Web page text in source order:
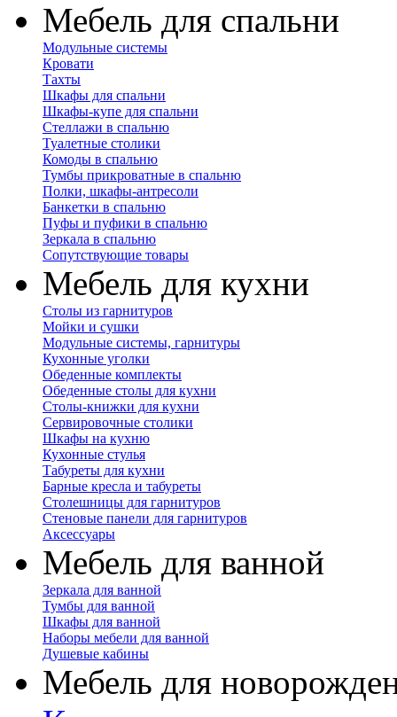
Мебель для спальни
Модульные системы
Кровати
Тахты
Шкафы для спальни
Шкафы-купе для спальни
Стеллажи в спальню
Туалетные столики
Комоды в спальню
Тумбы прикроватные в спальню
Полки, шкафы-антресоли
Банкетки в спальню
Пуфы и пуфики в спальню
Зеркала в спальню
Сопутствующие товары
Мебель для кухни
Столы из гарнитуров
Мойки и сушки
Модульные системы, гарнитуры
Кухонные уголки
Обеденные комплекты
Обеденные столы для кухни
Столы-книжки для кухни
Сервировочные столики
Шкафы на кухню
Кухонные стулья
Табуреты для кухни
Барные кресла и табуреты
Столешницы для гарнитуров
Стеновые панели для гарнитуров
Аксессуары
Мебель для ванной
Зеркала для ванной
Тумбы для ванной
Шкафы для ванной
Наборы мебели для ванной
Душевые кабины
Мебель для